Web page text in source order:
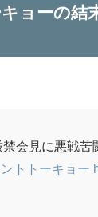
ョーの結
会見に悪戦苦
トトーキョー